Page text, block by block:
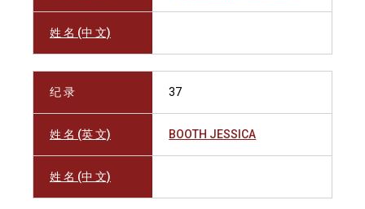
姓 名 (中 文)
纪 录 37
姓 名 (英 文) BOOTH JESSICA
姓 名 (中 文)